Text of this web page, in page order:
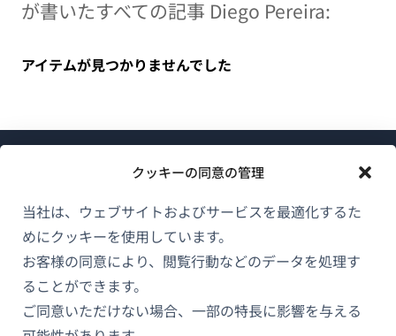
クッキーの同意の管理
当社は、ウェブサイトおよびサービスを最適化するた
めにクッキーを使用しています。
お客様の同意により、閲覧行動などのデータを処理す
ることができます。
ご同意いただけない場合、一部の特長に影響を与える
が書いたすべての記事 Diego Pereira:
アイテムが見つかりませんでした
WPMLについて
GDPRおよびプライバシーポリシー
チームに参加（新